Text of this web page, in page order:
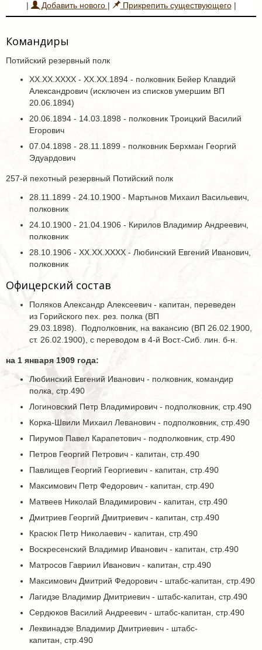
| Добавить нового | Прикрепить существующего|
Командиры
Потийский резервный полк
ХХ.ХХ.ХХХХ - ХХ.ХХ.1894 - полковник Бейер Клавдий
Александрович (исключен из списков умершим ВП
20.06.1894)
20.06.1894 - 14.03.1898 - полковник Троицкий Василий
Егорович
07.04.1898 - 28.11.1899 - полковник Берхман Георгий
Эдуардович
257-й пехотный резервный Потийский полк
28.11.1899 - 24.10.1900 - Мартынов Михаил Васильевич,
полковник
24.10.1900 - 21.04.1906 - Кирилов Владимир Андреевич,
полковник
28.10.1906 - ХХ.ХХ.ХХХХ - Любинский Евгений Иванович,
полковник
Офицерский состав
Поляков Александр Алексеевич - капитан, переведен
из Горийского пех. рез. полка (ВП
29.03.1898). Подполковник, на вакансию (ВП 26.02.1900,
ст. 26.02.1900), с переводом в 4-й Вост.-Сиб. лин. б-н.
на 1 января 1909 года:
Любинский Евгений Иванович - полковник, командир
полка, стр.490
Логиновский Петр Владимирович - подполковник, стр.490
Корка-Швили Михаил Леванович - подполковник, стр.490
Пирумов Павел Карапетович - подполковник, стр.490
Петров Георгий Петрович - капитан, стр.490
Павлищев Георгий Георгиевич - капитан, стр.490
Максимович Петр Федорович - капитан, стр.490
Матвеев Николай Владимирович - капитан, стр.490
Дмитриев Георгий Дмитриевич - капитан, стр.490
Красюк Петр Николаевич - капитан, стр.490
Воскресенский Владимир Иванович - капитан, стр.490
Матросов Гавриил Иванович - капитан, стр.490
Максимович Дмитрий Федорович - штабс-капитан, стр.490
Лагидзе Владимир Дмитриевич - штабс-капитан, стр.490
Сердюков Василий Андреевич - штабс-капитан, стр.490
Леквинадзе Владимир Дмитриевич - штабс-
капитан, стр.490